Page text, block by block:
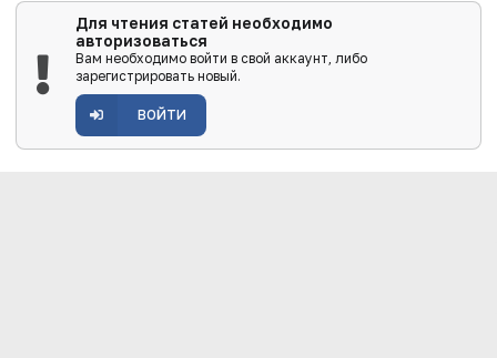
Для чтения статей необходимо
авторизоваться
Вам необходимо войти в свой аккаунт, либо
зарегистрировать новый.
ВОЙТИ